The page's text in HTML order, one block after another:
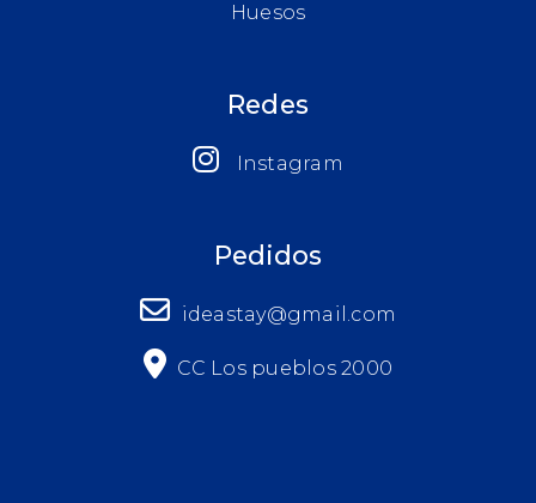
Huesos
Redes
Instagram
Pedidos
ideastay@gmail.com
CC Los pueblos 2000